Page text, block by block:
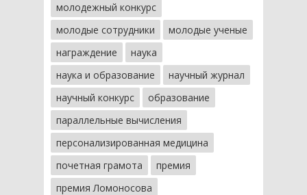
молодежный конкурс
молодые сотрудники
молодые ученые
награждение
наука
наука и образование
научный журнал
научный конкурс
образование
параллельные вычисления
персонализированная медицина
почетная грамота
премия
премия Ломоносова